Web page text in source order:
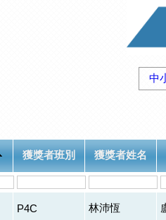
中
獲獎者班別 獲獎者姓名
P4C 林沛恆